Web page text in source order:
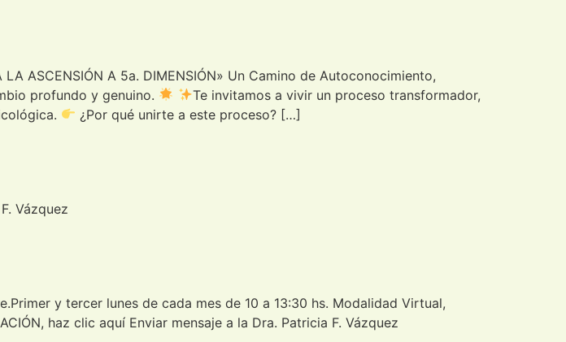
LA ASCENSIÓN A 5a. DIMENSIÓN» Un Camino de Autoconocimiento,
profundo y genuino.
Te invitamos a vivir un proceso transformador,
¿Por qué unirte a este proceso? […]
Vázquez
y tercer lunes de cada mes de 10 a 13:30 hs. Modalidad Virtual,
haz clic aquí Enviar mensaje a la Dra. Patricia F. Vázquez